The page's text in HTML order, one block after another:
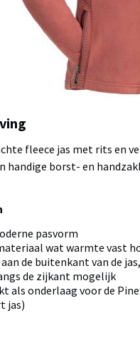
fleece jas met rits en
handige borst- en
pasvorm
wat warmte vast
de buitenkant van de
de zijkant mogelijk
als onderlaag voor de
jas)